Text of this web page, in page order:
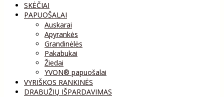
SKĖČIAI
PAPUOŠALAI
Auskarai
Apyrankės
Grandinėlės
Pakabukai
Žiedai
YVON® papuošalai
VYRIŠKOS RANKINĖS
DRABUŽIŲ IŠPARDAVIMAS